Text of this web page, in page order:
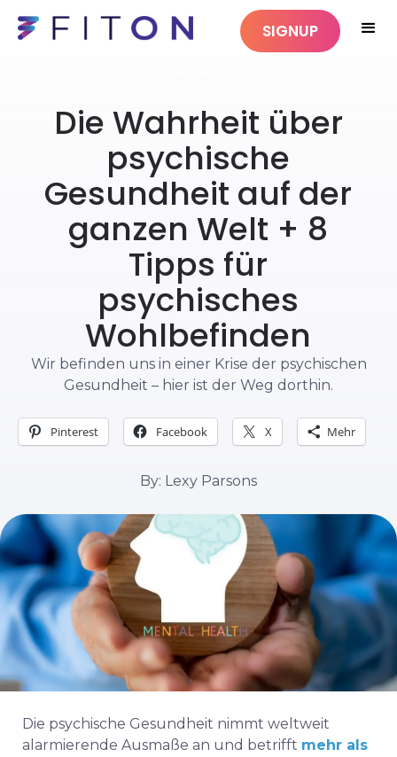
SIGNUP
Die Wahrheit über
psychische
Gesundheit auf der
ganzen Welt + 8
Tipps für
psychisches
Wohlbefinden
Wir befinden uns in einer Krise der psychischen
Gesundheit – hier ist der Weg dorthin.
Pinterest Facebook X Mehr
By: Lexy Parsons
Die psychische Gesundheit nimmt weltweit
alarmierende Ausmaße an und betrifft mehr als